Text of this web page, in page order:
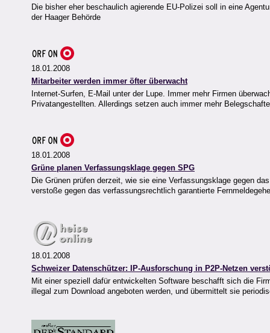
Die bisher eher beschaulich agierende EU-Polizei soll in eine
der Haager Behörde
18.01.2008
Mitarbeiter werden immer öfter überwacht
Internet-Surfen, E-Mail unter der Lupe. Immer mehr Firmen
Privatangestellten. Allerdings setzen auch immer mehr
18.01.2008
Grüne planen Verfassungsklage gegen SPG
Die Grünen prüfen derzeit, wie sie eine Verfassungsklage gegen
verstoße gegen das verfassungsrechtlich garantierte
18.01.2008
Schweizer Datenschützer: IP-Ausforschung in P2P-Netzen
Mit einer speziell dafür entwickelten Software beschafft sich die
illegal zum Download angeboten werden, und übermittelt sie